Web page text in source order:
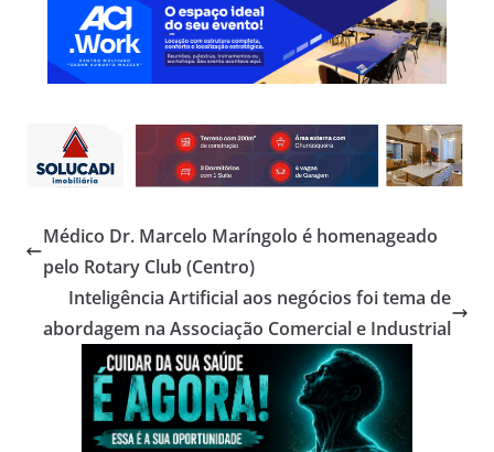
Médico Dr. Marcelo Maríngolo é homenageado
pelo Rotary Club (Centro)
Inteligência Artificial aos negócios foi tema de
abordagem na Associação Comercial e Industrial